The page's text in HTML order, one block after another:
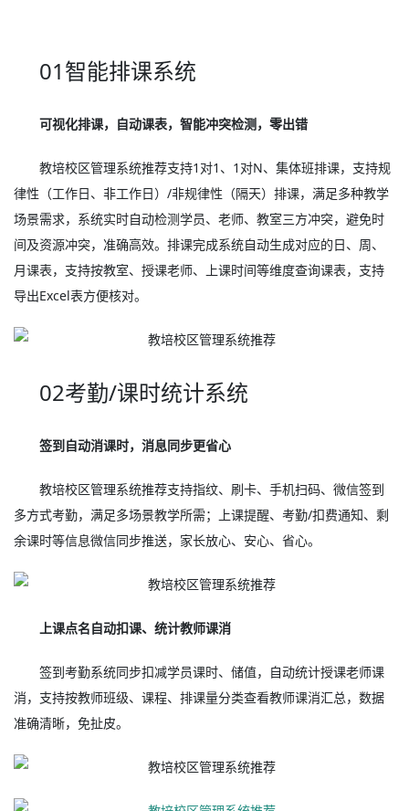
01智能排课系统
可视化排课，自动课表，智能冲突检测，零出错
教培校区管理系统推荐支持1对1、1对N、集体班排课，支持规
律性（工作日、非工作日）/非规律性（隔天）排课，满足多种教学
场景需求，系统实时自动检测学员、老师、教室三方冲突，避免时
间及资源冲突，准确高效。排课完成系统自动生成对应的日、周、
月课表，支持按教室、授课老师、上课时间等维度查询课表，支持
导出Excel表方便核对。
02考勤/课时统计系统
签到自动消课时，消息同步更省心
教培校区管理系统推荐支持指纹、刷卡、手机扫码、微信签到
多方式考勤，满足多场景教学所需；上课提醒、考勤/扣费通知、剩
余课时等信息微信同步推送，家长放心、安心、省心。
上课点名自动扣课、统计教师课消
签到考勤系统同步扣减学员课时、储值，自动统计授课老师课
消，支持按教师班级、课程、排课量分类查看教师课消汇总，数据
准确清晰，免扯皮。